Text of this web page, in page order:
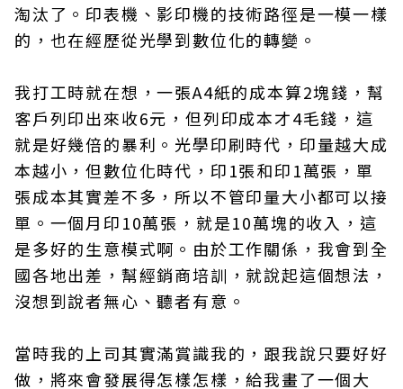
淘汰了。印表機、影印機的技術路徑是一模一樣
的，也在經歷從光學到數位化的轉變。
我打工時就在想，一張A4紙的成本算2塊錢，幫
客戶列印出來收6元，但列印成本才4毛錢，這
就是好幾倍的暴利。光學印刷時代，印量越大成
本越小，但數位化時代，印1張和印1萬張，單
張成本其實差不多，所以不管印量大小都可以接
單。一個月印10萬張，就是10萬塊的收入，這
是多好的生意模式啊。由於工作關係，我會到全
國各地出差，幫經銷商培訓，就說起這個想法，
沒想到說者無心、聽者有意。
當時我的上司其實滿賞識我的，跟我說只要好好
做，將來會發展得怎樣怎樣，給我畫了一個大